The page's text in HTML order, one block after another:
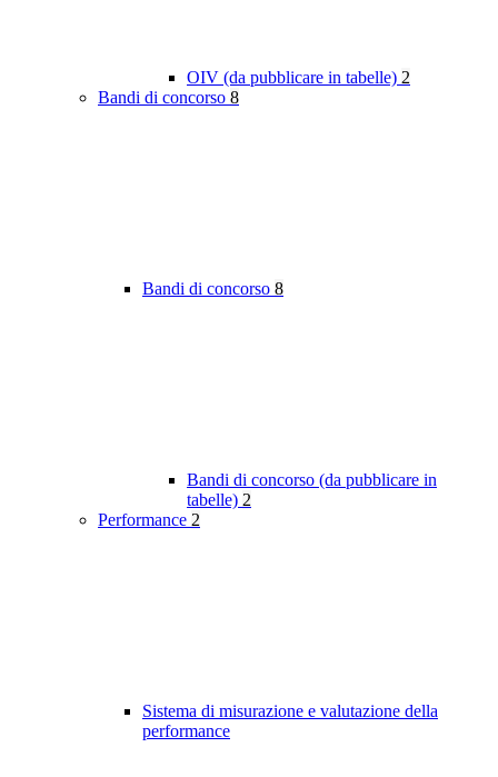
OIV (da pubblicare in tabelle) 2
Bandi di concorso 8
Bandi di concorso 8
Bandi di concorso (da pubblicare in
tabelle) 2
Performance 2
Sistema di misurazione e valutazione della
performance